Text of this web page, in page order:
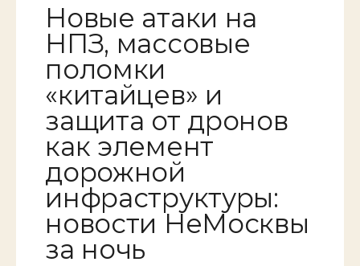
Новые атаки на
НПЗ, массовые
поломки
«китайцев» и
защита от дронов
как элемент
дорожной
инфраструктуры:
новости НеМосквы
за ночь